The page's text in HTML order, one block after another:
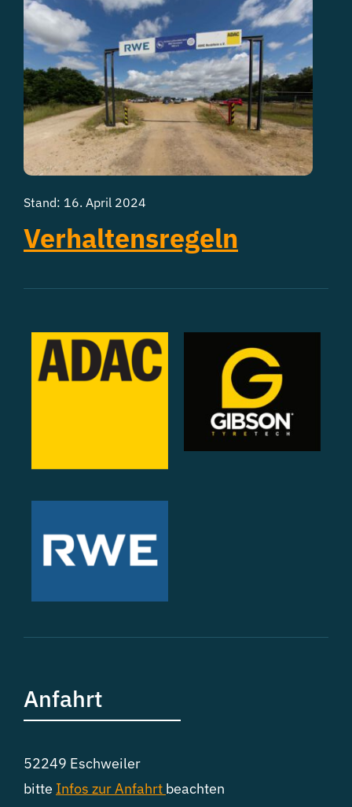
Stand: 16. April 2024
Verhaltensregeln
Anfahrt
52249 Eschweiler
bitte Infos zurAnfahrt beachten